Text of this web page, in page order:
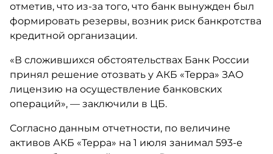
отметив, что из-за того, что банк вынужден был
формировать резервы, возник риск банкротства
кредитной организации.
«В сложившихся обстоятельствах Банк России
принял решение отозвать у АКБ «Терра» ЗАО
лицензию на осуществление банковских
операций», — заключили в ЦБ.
Согласно данным отчетности, по величине
активов АКБ «Терра» на 1 июля занимал 593-е